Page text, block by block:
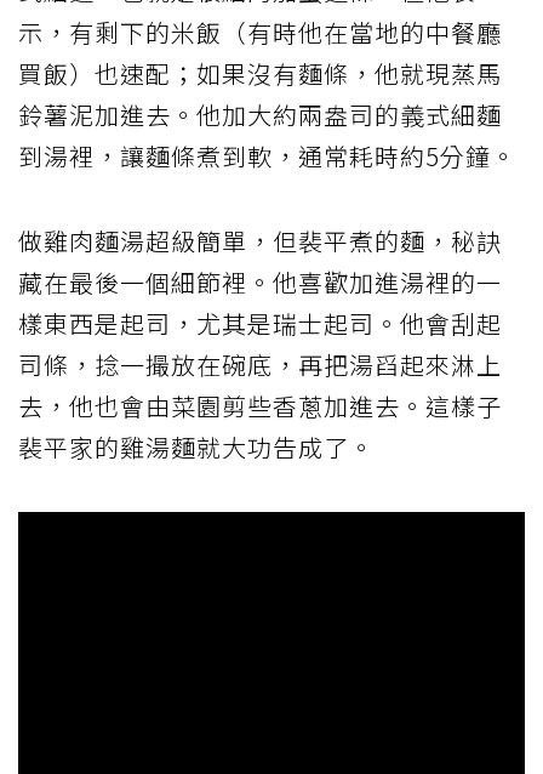
示，有剩下的米飯（有時他在當地的中餐廳
買飯）也速配；如果沒有麵條，他就現蒸馬
鈴薯泥加進去。他加大約兩盎司的義式細麵
到湯裡，讓麵條煮到軟，通常耗時約5分鐘。
做雞肉麵湯超級簡單，但裴平煮的麵，秘訣
藏在最後一個細節裡。他喜歡加進湯裡的一
樣東西是起司，尤其是瑞士起司。他會刮起
司條，捻一撮放在碗底，再把湯舀起來淋上
去，他也會由菜園剪些香蔥加進去。這樣子
裴平家的雞湯麵就大功告成了。